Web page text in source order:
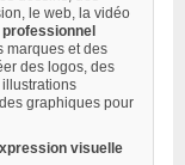
le web, la vidéo
marques et des
des logos, des
graphiques pour
visuelle